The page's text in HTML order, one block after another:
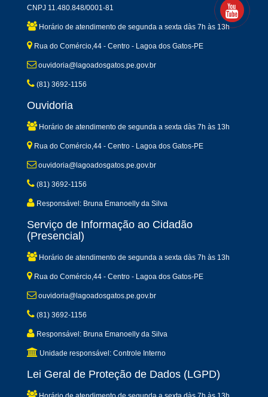
CNPJ 11.480.848/0001-81
Horário de atendimento de segunda a sexta dàs 7h às 13h
Rua do Comércio,44 - Centro - Lagoa dos Gatos-PE
ouvidoria@lagoadosgatos.pe.gov.br
(81) 3692-1156
Ouvidoria
Horário de atendimento de segunda a sexta dàs 7h às 13h
Rua do Comércio,44 - Centro - Lagoa dos Gatos-PE
ouvidoria@lagoadosgatos.pe.gov.br
(81) 3692-1156
Responsável: Bruna Emanoelly da Silva
Serviço de Informação ao Cidadão
(Presencial)
Horário de atendimento de segunda a sexta dàs 7h às 13h
Rua do Comércio,44 - Centro - Lagoa dos Gatos-PE
ouvidoria@lagoadosgatos.pe.gov.br
(81) 3692-1156
Responsável: Bruna Emanoelly da Silva
Unidade responsável: Controle Interno
Lei Geral de Proteção de Dados (LGPD)